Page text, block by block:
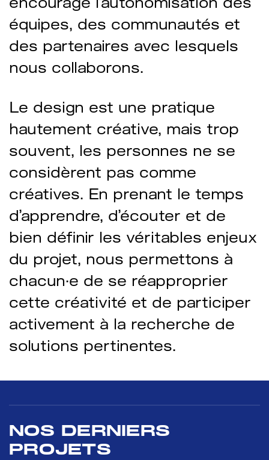
équipes, des communautés et
des partenaires avec lesquels
nous collaborons.
Le design est une pratique
hautement créative, mais trop
souvent, les personnes ne se
considèrent pas comme
créatives. En prenant le temps
d’apprendre, d’écouter et de
bien définir les véritables enjeux
du projet, nous permettons à
chacun·e de se réapproprier
cette créativité et de participer
activement à la recherche de
solutions pertinentes.
NOS DERNIERS
PROJETS